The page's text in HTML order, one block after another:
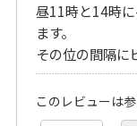
昼11時と14時
ます。
その位の間隔に
このレビューは